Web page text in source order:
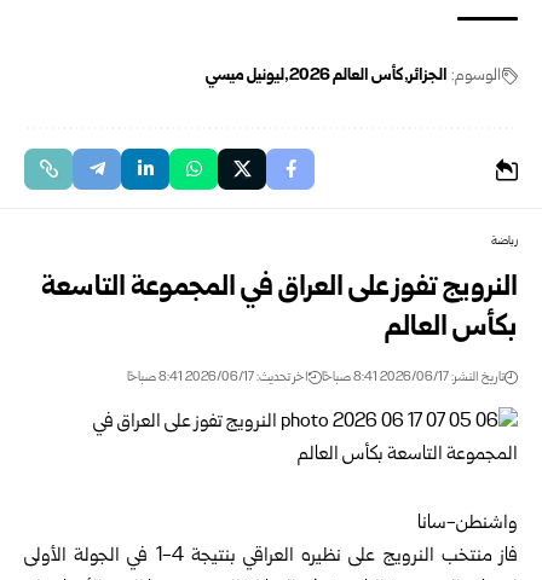
الوسوم: الجزائر كأس العالم 2026 ليونيل ميسي
رياضة
النرويج تفوز على العراق في المجموعة التاسعة
بكأس ‏العالم
تاريخ النشر: 2026/06/17 8:41 صباحًا اخر تحديث: 2026/06/17 8:41 صباحًا
واشنطن-سانا‏
فاز منتخب النرويج على نظيره العراقي بنتيجة 4-1 في ‏الجولة الأولى